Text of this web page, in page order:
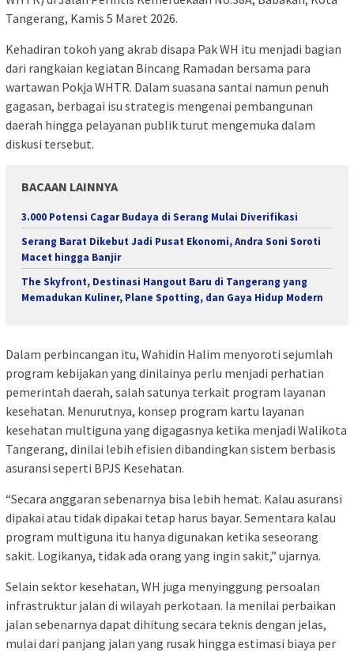
Tangerang, Kamis 5 Maret 2026.
Kehadiran tokoh yang akrab disapa Pak WH itu menjadi bagian
dari rangkaian kegiatan Bincang Ramadan bersama para
wartawan Pokja WHTR. Dalam suasana santai namun penuh
gagasan, berbagai isu strategis mengenai pembangunan
daerah hingga pelayanan publik turut mengemuka dalam
diskusi tersebut.
BACAAN LAINNYA
3.000 Potensi Cagar Budaya di Serang Mulai Diverifikasi
Serang Barat Dikebut Jadi Pusat Ekonomi, Andra Soni Soroti
Macet hingga Banjir
The Skyfront, Destinasi Hangout Baru di Tangerang yang
Memadukan Kuliner, Plane Spotting, dan Gaya Hidup Modern
Dalam perbincangan itu, Wahidin Halim menyoroti sejumlah
program kebijakan yang dinilainya perlu menjadi perhatian
pemerintah daerah, salah satunya terkait program layanan
kesehatan. Menurutnya, konsep program kartu layanan
kesehatan multiguna yang digagasnya ketika menjadi Walikota
Tangerang, dinilai lebih efisien dibandingkan sistem berbasis
asuransi seperti BPJS Kesehatan.
“Secara anggaran sebenarnya bisa lebih hemat. Kalau asuransi
dipakai atau tidak dipakai tetap harus bayar. Sementara kalau
program multiguna itu hanya digunakan ketika seseorang
sakit. Logikanya, tidak ada orang yang ingin sakit,” ujarnya.
Selain sektor kesehatan, WH juga menyinggung persoalan
infrastruktur jalan di wilayah perkotaan. Ia menilai perbaikan
jalan sebenarnya dapat dihitung secara teknis dengan jelas,
mulai dari panjang jalan yang rusak hingga estimasi biaya per